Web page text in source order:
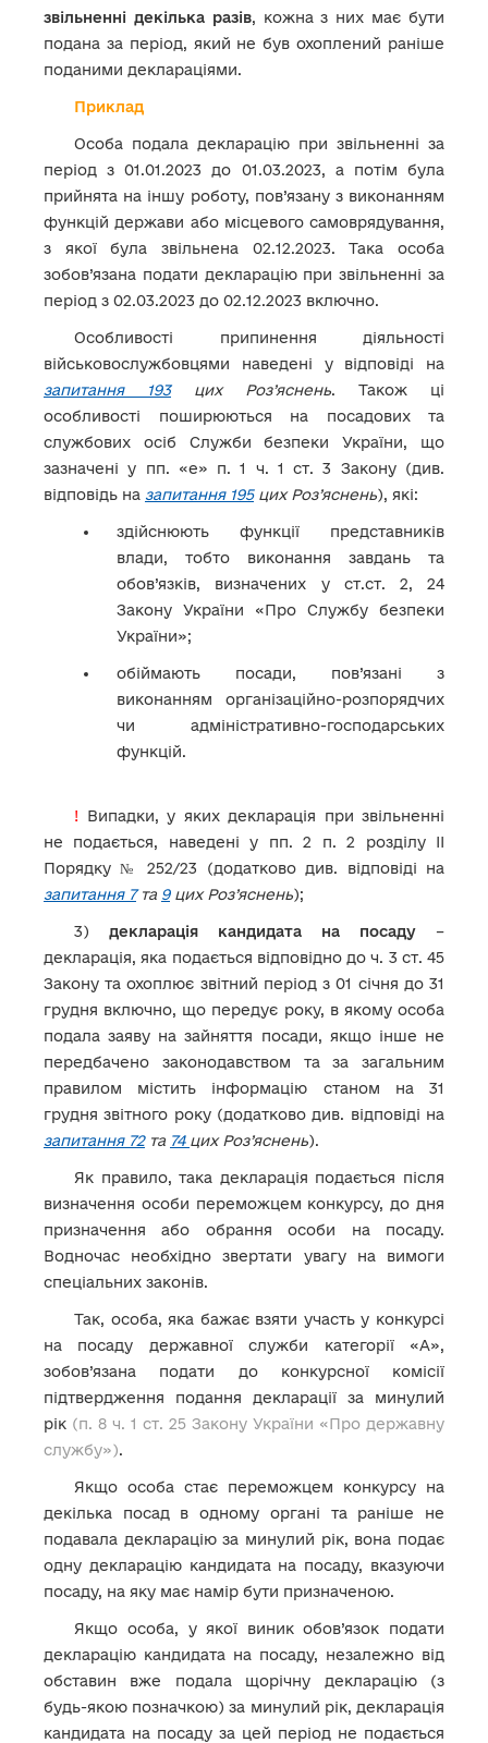
звільненні декілька разів, кожна з них має бути
подана за період, який не був охоплений раніше
поданими деклараціями.
Приклад
Особа подала декларацію при звільненні за
період з 01.01.2023 до 01.03.2023, а потім була
прийнята на іншу роботу, пов’язану з виконанням
функцій держави або місцевого самоврядування,
з якої була звільнена 02.12.2023. Така особа
зобов’язана подати декларацію при звільненні за
період з 02.03.2023 до 02.12.2023 включно.
Особливості припинення діяльності
військовослужбовцями наведені у відповіді на
запитання 193цих Роз’яснень. Також ці
особливості поширюються на посадових та
службових осіб Служби безпеки України, що
зазначені у пп. «е» п. 1 ч. 1 ст. 3 Закону (див.
відповідь на запитання 195цих Роз’яснень), які:
здійснюють функції представників
влади, тобто виконання завдань та
обов’язків, визначених у ст.ст. 2, 24
Закону України «Про Службу безпеки
України»;
обіймають посади, пов’язані з
виконанням організаційно-розпорядчих
чи адміністративно-господарських
функцій.
! Випадки, у яких декларація при звільненні
не подається, наведені у пп. 2 п. 2 розділу ІІ
Порядку № 252/23 (додатково див. відповіді на
запитання 7та 9цих Роз’яснень);
3) декларація кандидата на посаду –
декларація, яка подається відповідно до ч. 3 ст. 45
Закону та охоплює звітний період з 01 січня до 31
грудня включно, що передує року, в якому особа
подала заяву на зайняття посади, якщо інше не
передбачено законодавством та за загальним
правилом містить інформацію станом на 31
грудня звітного року (додатково див. відповіді на
запитання 72та 74 цих Роз’яснень).
Як правило, така декларація подається після
визначення особи переможцем конкурсу, до дня
призначення або обрання особи на посаду.
Водночас необхідно звертати увагу на вимоги
спеціальних законів.
Так, особа, яка бажає взяти участь у конкурсі
на посаду державної служби категорії «А»,
зобов’язана подати до конкурсної комісії
підтвердження подання декларації за минулий
рік (п. 8 ч. 1 ст. 25 Закону України «Про державну
службу»).
Якщо особа стає переможцем конкурсу на
декілька посад в одному органі та раніше не
подавала декларацію за минулий рік, вона подає
одну декларацію кандидата на посаду, вказуючи
посаду, на яку має намір бути призначеною.
Якщо особа, у якої виник обов’язок подати
декларацію кандидата на посаду, незалежно від
обставин вже подала щорічну декларацію (з
будь-якою позначкою) за минулий рік, декларація
кандидата на посаду за цей період не подається